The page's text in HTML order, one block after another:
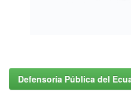
Defensoría Pública del